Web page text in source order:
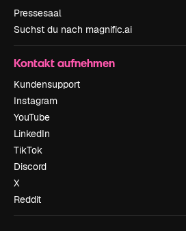
Pressesaal
Suchst du nach magnific.ai
Kontakt aufnehmen
Kundensupport
Instagram
YouTube
LinkedIn
TikTok
Discord
X
Reddit